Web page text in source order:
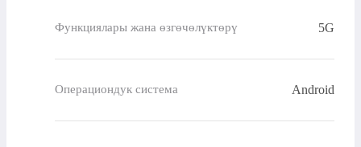
Функциялары жана өзгөчөлүктөрү 5G
Операциондук система Android